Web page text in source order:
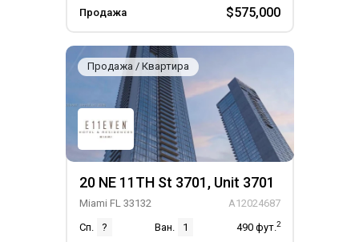
Продажа $575,000
Продажа / Квартира
20 NE 11TH St 3701, Unit 3701
Miami FL 33132
A12024687
Сп.
? Ван. 1 490 фут.2